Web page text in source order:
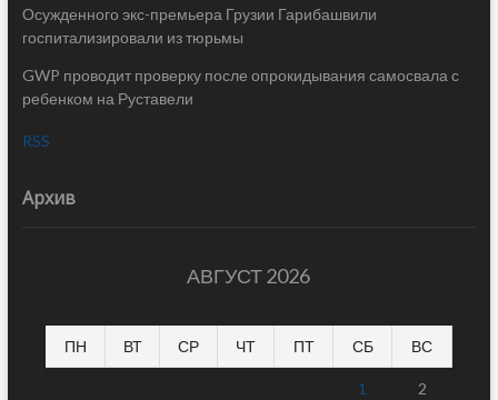
Осужденного экс-премьера Грузии Гарибашвили
госпитализировали из тюрьмы
GWP проводит проверку после опрокидывания самосвала с
ребенком на Руставели
RSS
Архив
АВГУСТ 2026
ПН ВТ СР ЧТ ПТ СБ ВС
1 2